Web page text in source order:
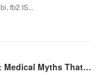
fb2 IS...
eBooks Box: Lies My Doctor Told Me: Medical Myths That Can Harm Your Health